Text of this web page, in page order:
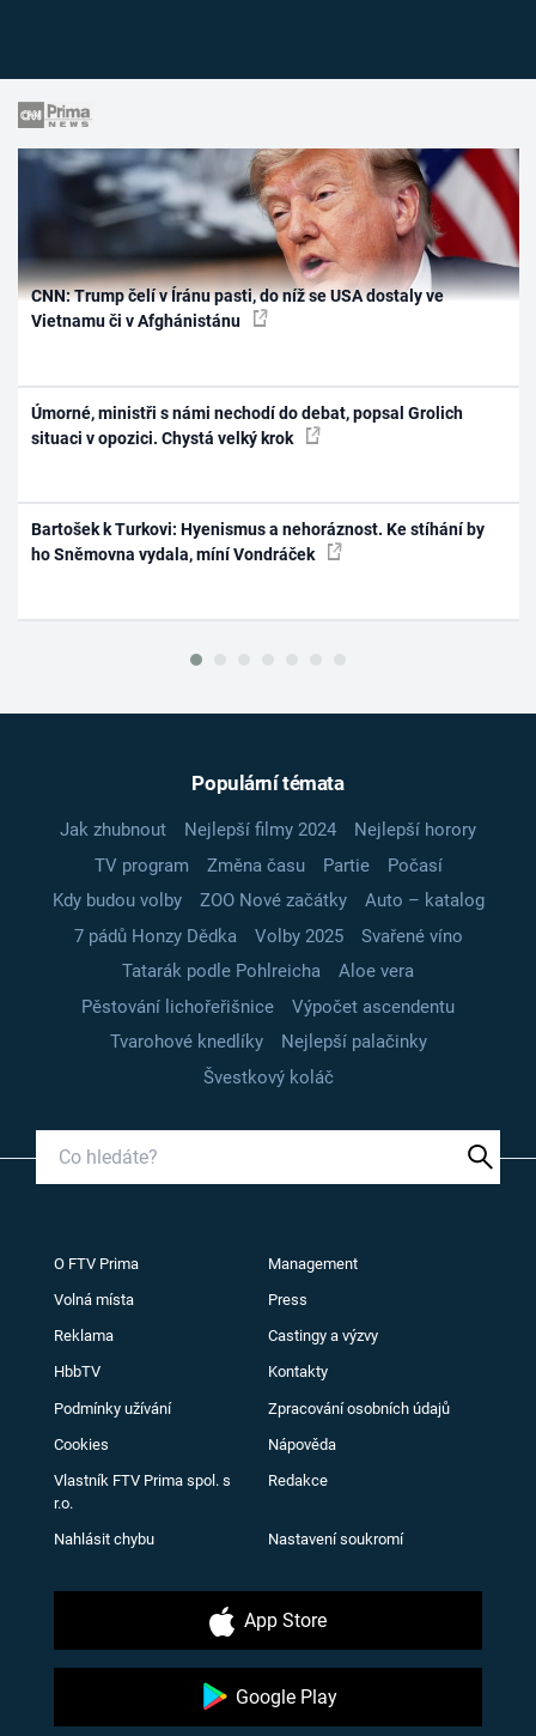
CNN: Trump čelí v Íránu pasti, do níž se USA dostaly ve
Vietnamu či v Afghánistánu
Úmorné, ministři s námi nechodí do debat, popsal Grolich
situaci v opozici. Chystá velký krok
Bartošek k Turkovi: Hyenismus a nehoráznost. Ke stíhání by
ho Sněmovna vydala, míní Vondráček
Populární témata
Jak zhubnout Nejlepší filmy 2024
Nejlepší horory
TV program
Změna času Partie
Počasí
Kdy budou volby
ZOO Nové začátky
Auto – katalog
7 pádů Honzy Dědka
Volby 2025
Svařené víno
Tatarák podle Pohlreicha
Aloe vera
Pěstování lichořeřišnice
Výpočet ascendentu
Tvarohové knedlíky
Nejlepší palačinky
Švestkový koláč
O FTV Prima Management
Volná místa Press
Reklama Castingy a výzvy
HbbTV Kontakty
Podmínky užívání Zpracování osobních údajů
Cookies Nápověda
Vlastník FTV Prima spol. s
r.o.
Redakce
Nahlásit chybu Nastavení soukromí
App Store
Google Play